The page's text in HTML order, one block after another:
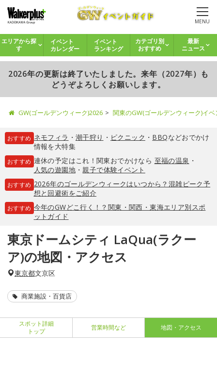
MENU
エリアから探
す
イベント
カレンダー
イベント
ランキング
カテゴリ別
おすすめ
最新
ニュース
2026年の更新は終了いたしました。来年（2027年）も
どうぞよろしくお願いします。
GW(ゴールデンウィーク)2026 関東のGW(ゴールデンウィーク)イ
おすすめ ネモフィラ ・ 潮干狩り ・ ピクニック ・ BBQなどおでかけ
情報を大特集
おすすめ 連休の予定はこれ！関東おでかけなら 至福の温泉 ・
人気の遊園地・親子で体験イベント
おすすめ 2026年のゴールデンウィークはいつから？混雑ピーク予
想と回避術をご紹介
おすすめ 今年のGWどこ行く！？関東・関西・東海エリア別スポ
ットガイド
東京ドームシティ LaQua(ラクー
ア)の地図・アクセス
東京都文京区
商業施設・百貨店
スポット詳細
トップ
営業時間など 地図・アクセス